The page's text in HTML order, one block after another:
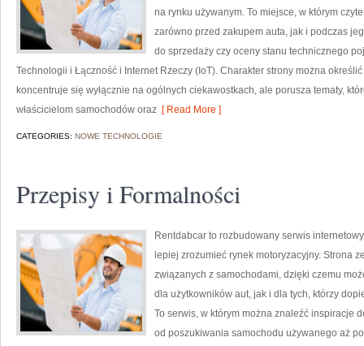
na rynku używanym. To miejsce, w którym
zarówno przed zakupem auta, jak i podczas
do sprzedaży czy oceny stanu technicznego
Technologii i Łączność i Internet Rzeczy (IoT). Charakter strony można
koncentruje się wyłącznie na ogólnych ciekawostkach, ale porusza tematy,
właścicielom samochodów oraz [ Read More ]
CATEGORIES: NOWE TECHNOLOGIE
Przepisy i Formalności
Rentdabcar to rozbudowany serwis
lepiej zrozumieć rynek motoryzacyjny. Strona
związanych z samochodami, dzięki czemu
dla użytkowników aut, jak i dla tych, którzy
To serwis, w którym można znaleźć inspiracje
od poszukiwania samochodu używanego aż